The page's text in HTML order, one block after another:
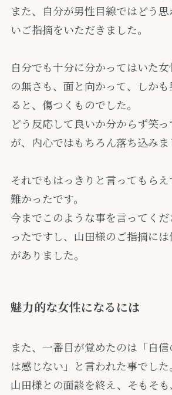
また、自分が男性目線ではどう
いご指摘をいただきました。
自分でも十分に分かってはいた
の無さも、面と向かって、しか
ると、傷つくものでした。
どう反応して良いか分からず笑
が、内心ではもちろん落ち込みま
それでもはっきりと言ってもらえ
難かったです。
今までこのような事を言ってく
ったですし、山田様のご指摘に
がありました。
魅力的な女性になるには
また、一番目が覚めたのは「自信
は感じない 」と言われた事でした。
山田様との面談を終え、そもそ